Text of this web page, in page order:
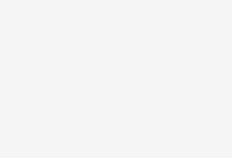
CBH - BT40-CBH4-
CBH - BT40-CBH4-